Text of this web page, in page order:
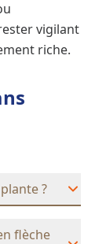
vigilant
riche.
?
flèche